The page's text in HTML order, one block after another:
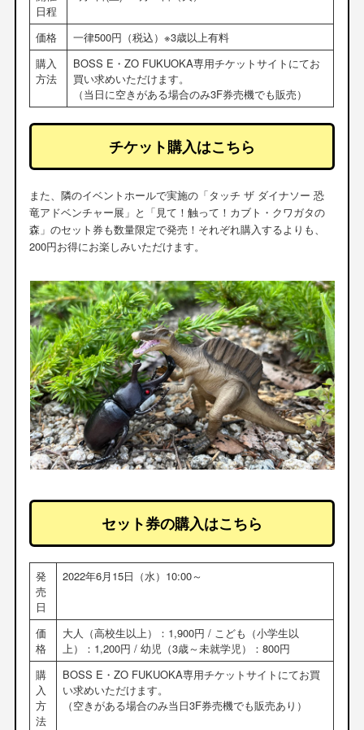
日程
価格
一律500円（税込）※3歳以上有料
購入
方法
BOSS E・ZO FUKUOKA専用チケットサイトにてお
買い求めいただけます。
（当日に空きがある場合のみ3F券売機でも販売）
チケット購入はこちら
また、隣のイベントホールで実施の「タッチ ザ ダイナソー 恐
竜アドベンチャー展」と「見て！触って！カブト・クワガタの
森」のセット券も数量限定で発売！それぞれ購入するよりも、
200円お得にお楽しみいただけます。
セット券の購入はこちら
発
売
日
2022年6月15日（水）10:00～
価
格
大人（高校生以上）：1,900円 / こども（小学生以
上）：1,200円 / 幼児（3歳～未就学児）：800円
購
入
方
法
BOSS E・ZO FUKUOKA専用チケットサイトにてお買
い求めいただけます。
（空きがある場合のみ当日3F券売機でも販売あり）